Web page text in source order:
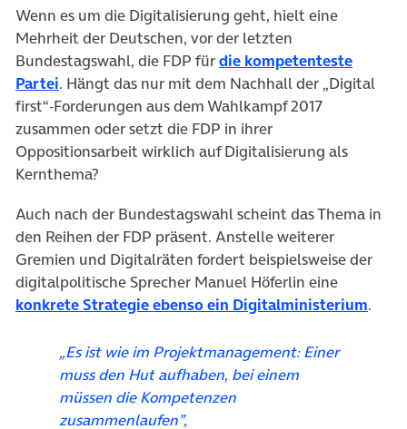
Wenn es um die Digitalisierung geht, hielt eine
Mehrheit der Deutschen, vor der letzten
Bundestagswahl, die FDP fürdie kompetenteste
Partei(öffnet in neuem Tab)
. Hängt das nur mit dem Nachhall der „Digital
first“-Forderungen aus dem Wahlkampf 2017
zusammen oder setzt die FDP in ihrer
Oppositionsarbeit wirklich auf Digitalisierung als
Kernthema?
Auch nach der Bundestagswahl scheint das Thema in
den Reihen der FDP präsent. Anstelle weiterer
Gremien und Digitalräten fordert beispielsweise der
digitalpolitische Sprecher Manuel Höferlin eine
konkrete Strategie ebenso ein Digitalministerium.
„Es ist wie im Projektmanagement: Einer
muss den Hut aufhaben, bei einem
müssen die Kompetenzen
zusammenlaufen”,